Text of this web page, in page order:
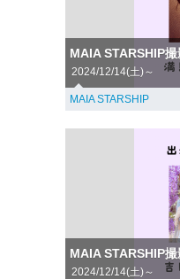
MAIA STARSHIP撮
2024/12/14(土)～
MAIA STARSHIP
MAIA STARSHIP撮
2024/12/14(土)～